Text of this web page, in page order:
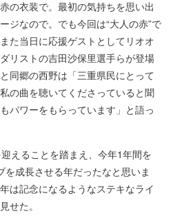
の衣装で。最初の気持ちを思い出
なので。でも今回は“大人の赤”で
た当日に応援ゲストとしてリオオ
リストの吉田沙保里選手らが登場
同郷の西野は「三重県民にとって
の曲を聴いてくださっていると聞
パワーをもらっています」と語っ
えることを踏まえ、今年1年間を
を成長させる年だったなと思いま
は記念になるようなステキなライ
せた。